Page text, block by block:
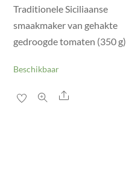
Traditionele Siciliaanse
smaakmaker van gehakte
gedroogde tomaten (350 g)
Beschikbaar
Share